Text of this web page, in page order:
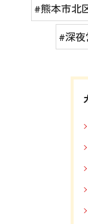
#熊本市北
#深